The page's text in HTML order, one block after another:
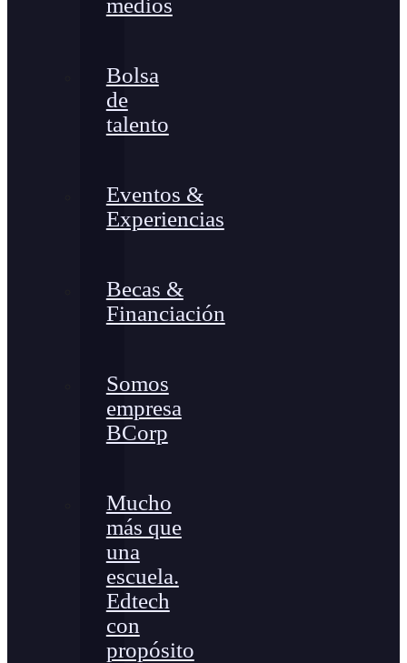
medios
Bolsa
de
talento
Eventos &
Experiencias
Becas &
Financiación
Somos
empresa
BCorp
Mucho
más que
una
escuela.
Edtech
con
propósito